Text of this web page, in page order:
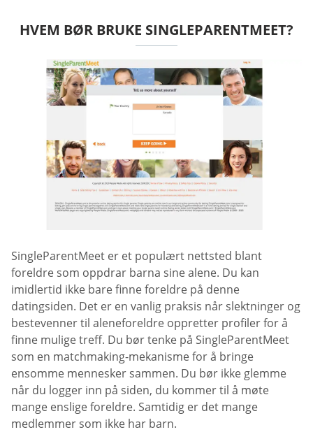
HVEM BØR BRUKE SINGLEPARENTMEET?
SingleParentMeet er et populært nettsted blant
foreldre som oppdrar barna sine alene. Du kan
imidlertid ikke bare finne foreldre på denne
datingsiden. Det er en vanlig praksis når slektninger og
bestevenner til aleneforeldre oppretter profiler for å
finne mulige treff. Du bør tenke på SingleParentMeet
som en matchmaking-mekanisme for å bringe
ensomme mennesker sammen. Du bør ikke glemme
når du logger inn på siden, du kommer til å møte
mange enslige foreldre. Samtidig er det mange
medlemmer som ikke har barn.